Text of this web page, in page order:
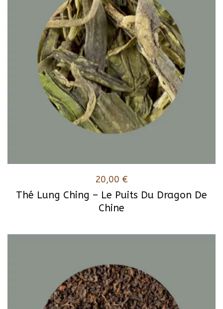
Thé Lung Ching – Le Puits Du Dragon De
Chine
20,00 €